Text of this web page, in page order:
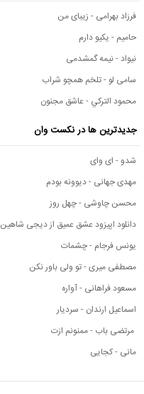
فرزاد بهرامی - زیبای من
حامیم - یکیو دارم
نیواد - نیمه گمشدمی
سامی لو - تلخم همچو شراب
محمود التركي - عاشق مجنون
جدیدترین ها در نکست وان
شدو - ای وای
مهدی جهانی - دیوونه بودم
محسن چاوشی - چهل روز
دانلود اپیزود عشق عمیق از دیجی شاهین
یونس فرجام - چشمات
مصطفی میری - تو ولی باور نکن
مسعود فراهانی - آواره
اسماعیل ارندان - سردیار
مرتضی باب - ممنونم ازت
مانی - کجایی